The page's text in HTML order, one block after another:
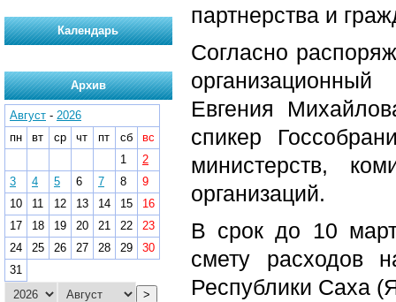
партнерства и
Согласно
Евгения
спикер
министерств,
организаций.
В срок до 10
смету расходов
Республики Саха
Календарь
Архив
Август - 2026
пн
вт ср чт пт сб
вс
1
2
3
4 5 6 7 8
9
10
11 12 13 14 15
16
17
18 19 20 21 22
23
24
25 26 27 28 29
30
31
>